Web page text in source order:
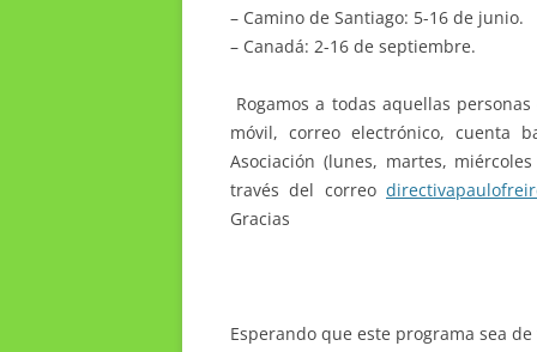
– Camino de Santiago: 5-16 de junio.
– Canadá: 2-16 de septiembre.
Rogamos a todas aquellas
móvil, correo electrónico, cuenta
Asociación (lunes, martes,
través del correo
Gracias
Esperando que este programa sea